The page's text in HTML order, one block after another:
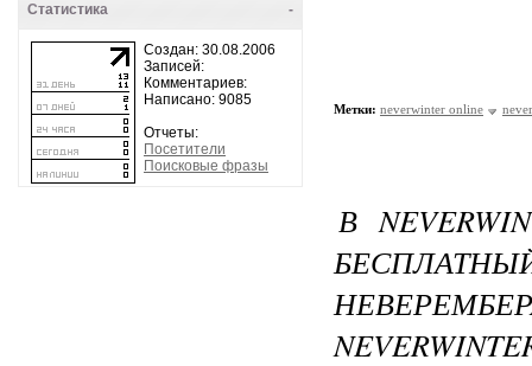
-
Статистика
Создан: 30.08.2006
Записей:
Комментариев:
Написано: 9085
Отчеты:
Посетители
Поисковые фразы
Метки: neverwinter online
В